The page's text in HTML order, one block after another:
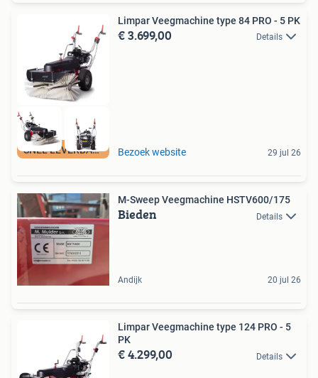
SNEL LEVERBAAR
Limpar Veegmachine type 84 PRO - 5 PK
€ 3.699,00 Details
Bezoek website 29 jul 26
M-Sweep Veegmachine HSTV600/175
Bieden Details
Andijk 20 jul 26
Limpar Veegmachine type 124 PRO - 5
PK
€ 4.299,00 Details